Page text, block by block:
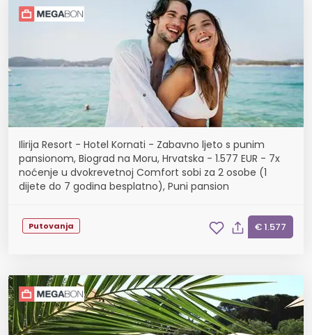
Ilirija Resort - Hotel Kornati - Zabavno ljeto s punim
pansionom, Biograd na Moru, Hrvatska - 1.577 EUR - 7x
noćenje u dvokrevetnoj Comfort sobi za 2 osobe (1
dijete do 7 godina besplatno), Puni pansion
Putovanja € 1.577